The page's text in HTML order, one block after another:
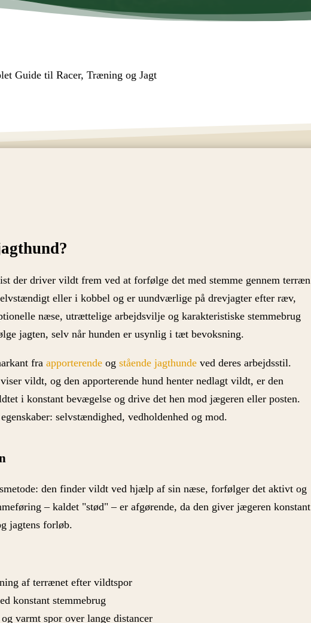
Guide til Racer, Træning og Jagt
der driver vildt frem ved at forfølge det med stemme gennem terræn
eller i kobbel og er uundværlige på drevjagter efter ræv,
næse, utrættelige arbejdsvilje og karakteristiske stemmebrug
jagten, selv når hunden er usynlig i tæt bevoksning.
fraapporterende ogstående jagthunde ved deres arbejdsstil.
vildt, og den apporterende hund henter nedlagt vildt, er den
i konstant bevægelse og drive det hen mod jægeren eller posten.
selvstændighed, vedholdenhed og mod.
den finder vildt ved hjælp af sin næse, forfølger det aktivt og
– kaldet "stød" – er afgørende, da den giver jægeren konstant
jagtens forløb.
af terrænet efter vildtspor
konstant stemmebrug
varmt spor over lange distancer